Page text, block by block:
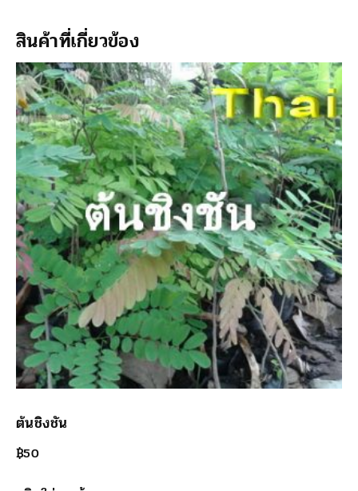
สินค้าที่เกี่ยวข้อง
ต้นชิงชัน
฿50